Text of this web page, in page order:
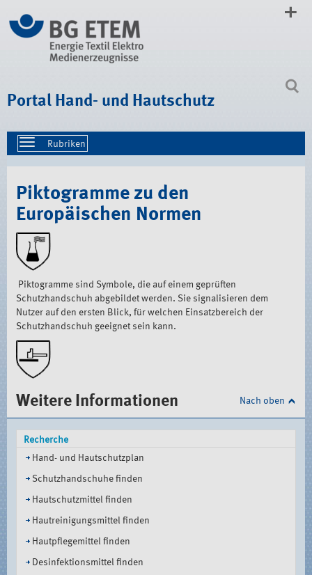
zum
Inhalt
Portal Hand- und Hautschutz
Toggle
navigation
Piktogramme zu den
Europäischen Normen
Piktogramme sind Symbole, die auf einem geprüften
Schutzhandschuh abgebildet werden. Sie signalisieren dem
Nutzer auf den ersten Blick, für welchen Einsatzbereich der
Schutzhandschuh geeignet sein kann.
Nach oben
Weitere Informationen
Recherche
Hand- und Hautschutzplan
Schutzhandschuhe finden
Hautschutzmittel finden
Hautreinigungsmittel finden
Hautpflegemittel finden
Desinfektionsmittel finden